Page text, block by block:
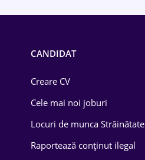
Drept
Educație / Training
CANDIDAT
Creare CV
Cele mai noi joburi
Locuri de munca Străinătate
Raportează conținut ilegal